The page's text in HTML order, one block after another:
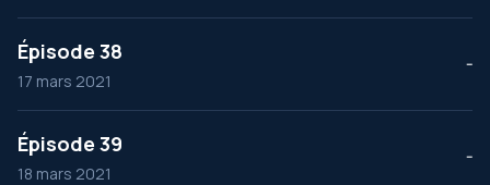
Épisode 38
17 mars 2021
--
Épisode 39
18 mars 2021
--